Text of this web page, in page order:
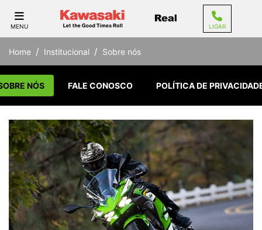
MENU LIGAR
Home Institucional Sobre nós
NÓS FALE CONOSCO POLÍTICA DE